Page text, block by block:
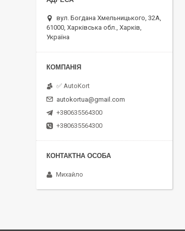
вул. Богдана Хмельницького, 32А,
61000, Харківська обл., Харків,
Україна
✅ AutoKort
autokortua@gmail.com
+380635564300
+380635564300
Михайло